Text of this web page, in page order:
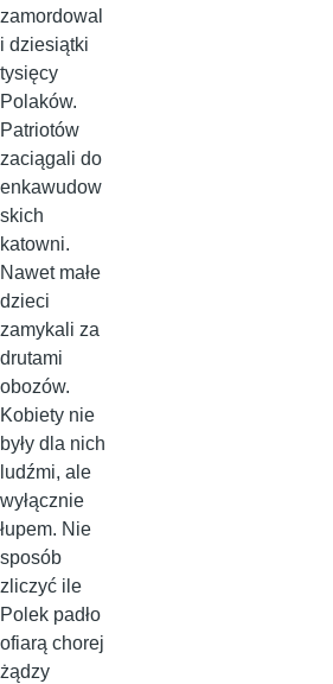
zamordowal
i dziesiątki
tysięcy
Polaków.
Patriotów
zaciągali do
enkawudow
skich
katowni.
Nawet małe
dzieci
zamykali za
drutami
obozów.
Kobiety nie
były dla nich
ludźmi, ale
wyłącznie
łupem. Nie
sposób
zliczyć ile
Polek padło
ofiarą chorej
żądzy